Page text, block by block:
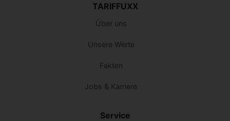
TARIFFUXX
Über uns
Unsere Werte
Fakten
Jobs & Karriere
Service